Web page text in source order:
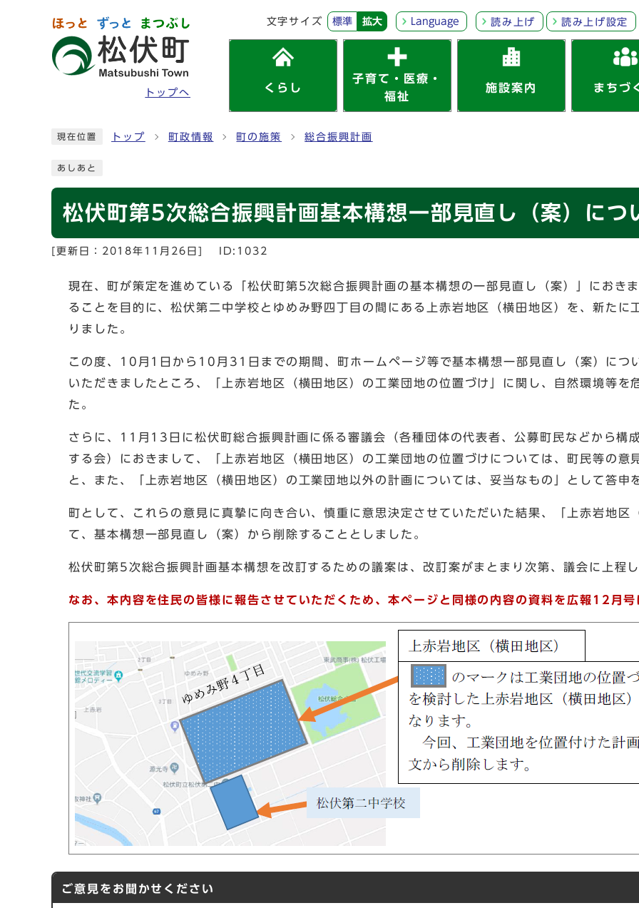
トップへ
文字サイズ 標準 拡大 Language 読み上げ 読み上げ設定
くらし
子育て・医療・
福祉
施設案内 まちづ
現在位置 トップ 町政情報 町の施策 総合振興計画
あしあと
松伏町第5次総合振興計画基本構想一部見直し（案）につ
[更新日： 2018年11月26日 ID:1032
現在、町が策定を進めている「松伏町第5次総合振興計画の基本構想の一部見直し（案）」におき
ることを目的に、松伏第二中学校とゆめみ野四丁目の間にある上赤岩地区（横田地区）を、新た
りました。
この度、10月1日から10月31日までの期間、町ホームページ等で基本構想一部見直し（案）につ
いただきましたところ、「上赤岩地区（横田地区）の工業団地の位置づけ」に関し、自然環境等
た。
さらに、11月13日に松伏町総合振興計画に係る審議会（各種団体の代表者、公募町民などから構
する会）におきまして、「上赤岩地区（横田地区）の工業団地の位置づけについては、町民等の意
と、また、「上赤岩地区（横田地区）の工業団地以外の計画については、妥当なもの」として答申
町として、これらの意見に真摯に向き合い、慎重に意思決定させていただいた結果、「上赤岩地
て、基本構想一部見直し（案）から削除することとしました。
松伏町第5次総合振興計画基本構想を改訂するための議案は、改訂案がまとまり次第、議会に上程
なお、本内容を住民の皆様に報告させていただくため、本ページと同様の内容の資料を広報12月
ご意見をお聞かせください